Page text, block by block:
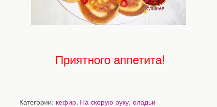
Приятного аппетита!
Категории: кефир, На скорую руку, оладьи